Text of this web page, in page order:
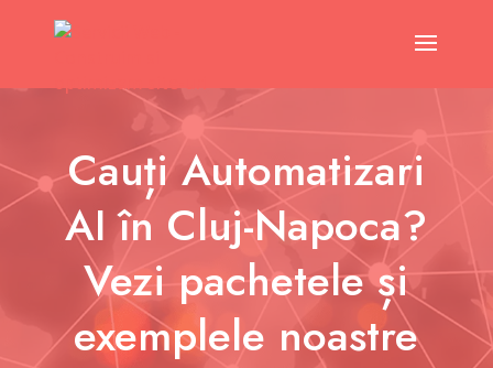
Cauți Automatizari
AI în Cluj-Napoca?
Vezi pachetele și
exemplele noastre